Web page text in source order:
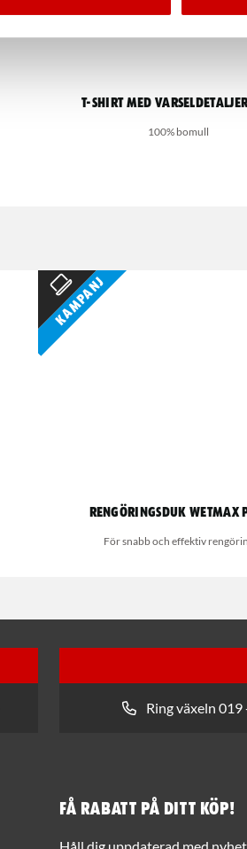
T-shirt med varseldetaljer
100% bomull
Kampanj
Rengöringsduk Wetmax
För snabb och effektiv
Ring växeln 019
Få rabatt på ditt köp!